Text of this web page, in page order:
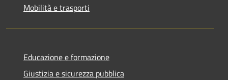
Mobilità e trasporti
Educazione e formazione
Giustizia e sicurezza pubblica